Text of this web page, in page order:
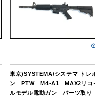
東京)SYSTEMA/システマ トレ
ン PTW M4-A1 MAX2リコ
ルモデル電動ガン パーツ取り